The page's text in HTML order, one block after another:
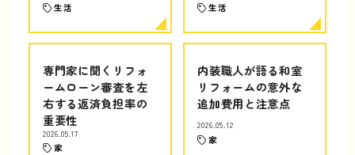
生活 生活
専門家に聞くリフォ
ームローン審査を左
右する返済負担率の
重要性
2026.05.17
家
内装職人が語る和室
リフォームの意外な
追加費用と注意点
2026.05.12
家